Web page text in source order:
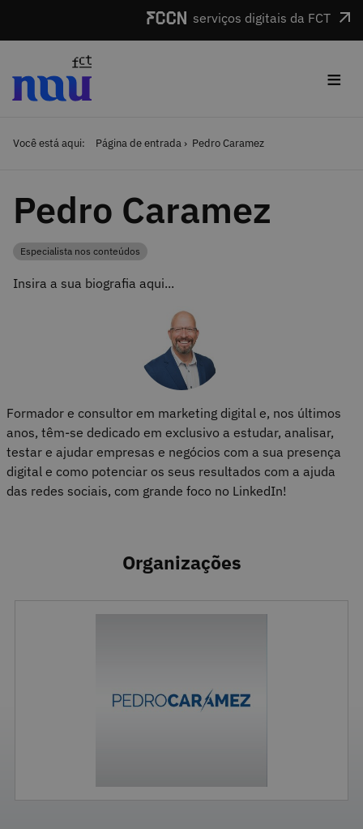
serviços digitais da FCT
≡
Você está aqui: Página de entrada Pedro Caramez
Pedro Caramez
Categoria
Especialista nos conteúdos
Insira a sua biografia aqui...
Formador e consultor em marketing digital e, nos últimos
anos, têm-se dedicado em exclusivo a estudar, analisar,
testar e ajudar empresas e negócios com a sua presença
digital e como potenciar os seus resultados com a ajuda
das redes sociais, com grande foco no LinkedIn!
Organizações